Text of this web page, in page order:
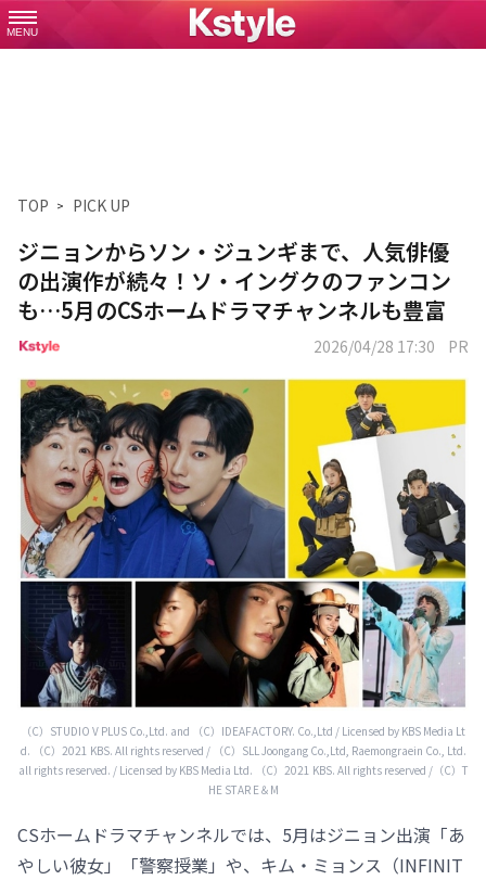
MENU
TOP PICK UP
ジニョンからソン・ジュンギまで、人気俳優
の出演作が続々！ソ・イングクのファンコン
も…5月のCSホームドラマチャンネルも豊富
2026/04/28 17:30 PR
（C）STUDIO V PLUS Co.,Ltd. and （C）IDEAFACTORY. Co.,Ltd / Licensed by KBS Media Lt
d. （C）2021 KBS. All rights reserved / （C）SLL Joongang Co.,Ltd, Raemongraein Co., Ltd.
all rights reserved. / Licensed by KBS Media Ltd. （C）2021 KBS. All rights reserved /（C）T
HE STAR E＆M
CSホームドラマチャンネルでは、5月はジニョン出演「あ
やしい彼女」「警察授業」や、キム・ミョンス（INFINIT